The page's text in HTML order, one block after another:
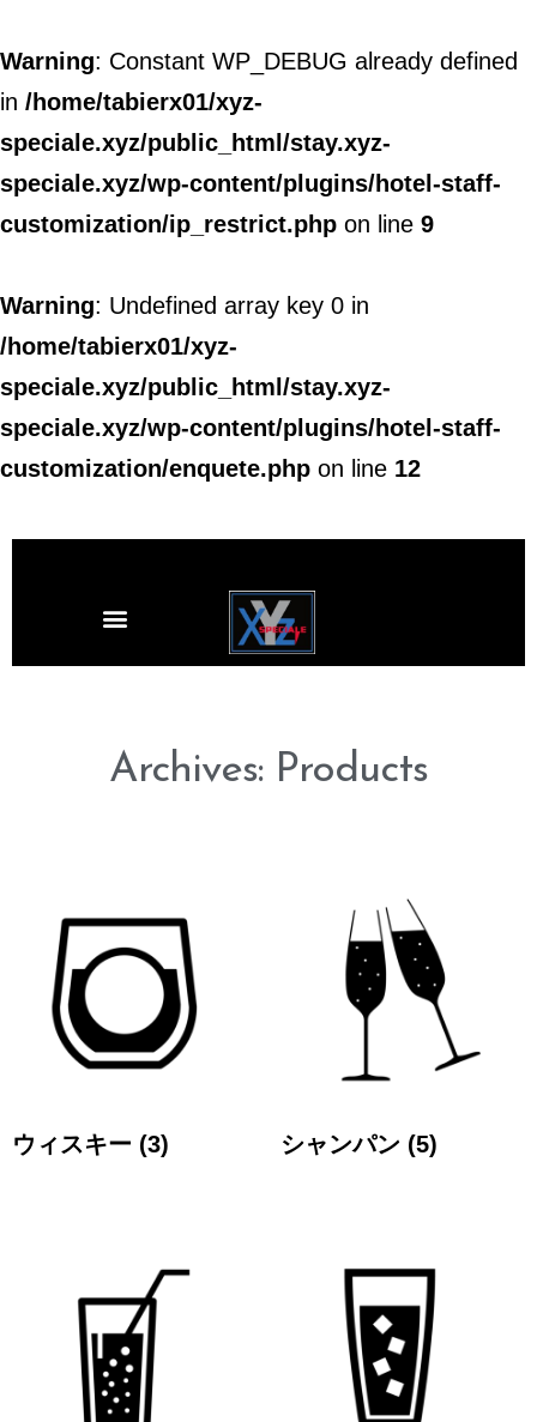
Warning: Constant WP_DEBUG already defined
in /home/tabierx01/xyz-
speciale.xyz/public_html/stay.xyz-
speciale.xyz/wp-content/plugins/hotel-staff-
customization/ip_restrict.php on line 9
Warning: Undefined array key 0 in
/home/tabierx01/xyz-
speciale.xyz/public_html/stay.xyz-
speciale.xyz/wp-content/plugins/hotel-staff-
customization/enquete.php on line 12
Archives: Products
ウィスキー (3) シャンパン (5)